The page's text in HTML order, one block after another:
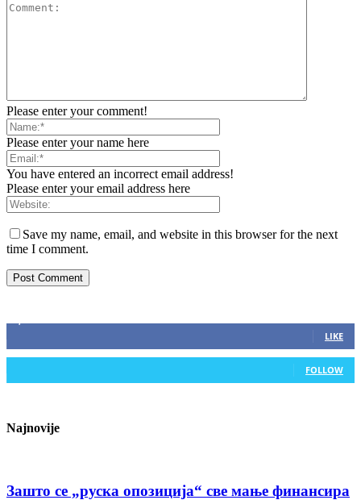
Please enter your comment!
Please enter your name here
You have entered an incorrect email address!
Please enter your email address here
Save my name, email, and website in this browser for the next
time I comment.
LIKE
0 Followers
FOLLOW
Najnovije
Зашто се „руска опозиција“ све мање финансира